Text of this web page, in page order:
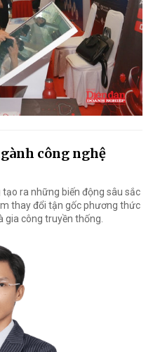
công nghệ
ra những biến động sâu sắc
thay đổi tận gốc phương thức
gia công truyền thống.